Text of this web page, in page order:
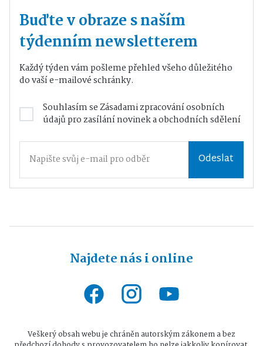
Buďte v obraze s naším
týdenním newsletterem
Každý týden vám pošleme přehled všeho důležitého
do vaší e-mailové schránky.
Souhlasím seZásadami zpracování osobních
údajůpro zasílání novinek a obchodních sdělení
Odeslat
Najdete nás i online
Veškerý obsah webu je chráněn autorským zákonem a bez